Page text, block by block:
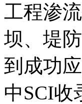
工程渗
坝、堤
到成功
中SCI收